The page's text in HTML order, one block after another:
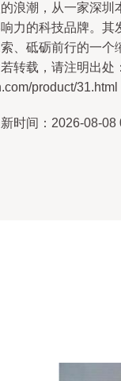
浪潮，从一家深圳
力的科技品牌。其
、砥砺前行的一个
转载，请注明出处
product/31.html
时间：2026-08-08